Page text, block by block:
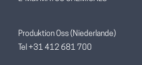
Produktion Oss (Niederlande)
Tel +31 412 681 700